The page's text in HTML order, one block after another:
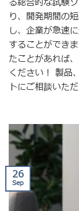
り、開発期間の
し、企業が急速
することができ
たことがあれば
ください！ 製品
トにご相談い
26
Sep